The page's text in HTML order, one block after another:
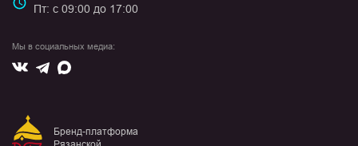
Пт: с 09:00 до 17:00
Мы в социальных медиа:
Вконтакте
Telegram
Max
Бренд-платформа